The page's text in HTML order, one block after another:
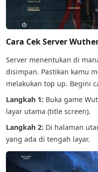
Cara Cek Server
Server menentukan di
disimpan. Pastikan kamu
melakukan top up. Begini
Langkah 1: Buka game
layar utama (title screen).
Langkah 2: Di halaman
yang ada di tengah layar.